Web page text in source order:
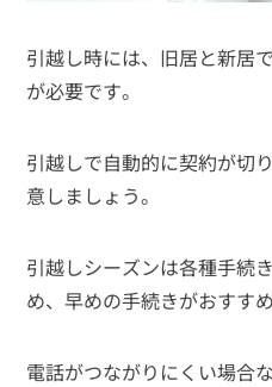
引越し時には、旧居と新居
が必要です。
引越しで自動的に契約が切
意しましょう。
引越しシーズンは各種手続
め、早めの手続きがおすすめ
電話がつながりにくい場合